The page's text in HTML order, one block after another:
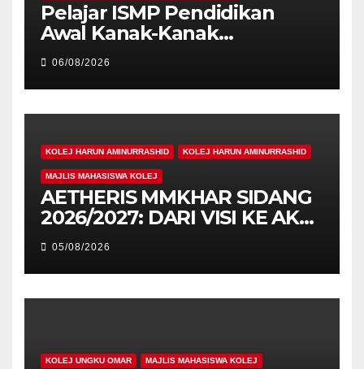
Pelajar ISMP Pendidikan
Awal Kanak-Kanak
Cemerlang Raih
Pengiktirafan Antarabangsa
di IAM2026
06/08/2026
KOLEJ HARUN AMINURRASHID KOLEJ HARUN AMINURRASHID
MAJLIS MAHASISWA KOLEJ
AETHERIS MMKHAR SIDANG
2026/2027: DARI VISI KE AKSI,
MEMBINA LEGASI GENERASI
PEMIMPIN
05/08/2026
KOLEJ UNGKU OMAR MAJLIS MAHASISWA KOLEJ